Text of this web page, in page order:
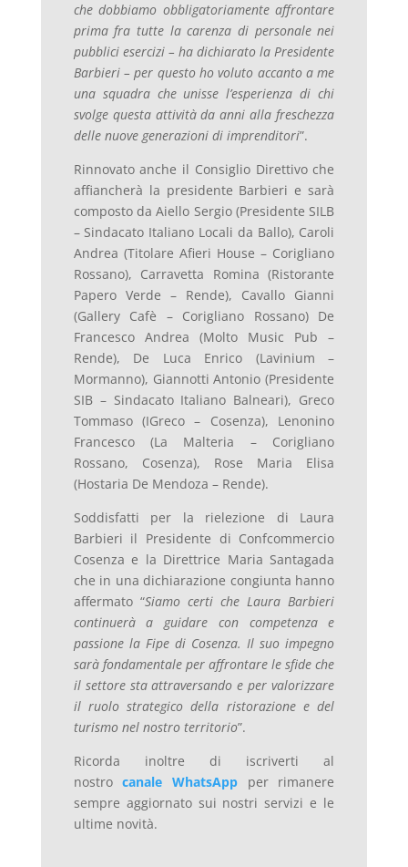
che dobbiamo obbligatoriamente affrontare
prima fra tutte la carenza di personale nei
pubblici esercizi – ha dichiarato la Presidente
Barbieri – per questo ho voluto accanto a me
una squadra che unisse l’esperienza di chi
svolge questa attività da anni alla freschezza
delle nuove generazioni di imprenditori”.
Rinnovato anche il Consiglio Direttivo che
affiancherà la presidente Barbieri e sarà
composto da Aiello Sergio (Presidente SILB
– Sindacato Italiano Locali da Ballo), Caroli
Andrea (Titolare Afieri House – Corigliano
Rossano), Carravetta Romina (Ristorante
Papero Verde – Rende), Cavallo Gianni
(Gallery Cafè – Corigliano Rossano) De
Francesco Andrea (Molto Music Pub –
Rende), De Luca Enrico (Lavinium –
Mormanno), Giannotti Antonio (Presidente
SIB – Sindacato Italiano Balneari), Greco
Tommaso (IGreco – Cosenza), Lenonino
Francesco (La Malteria – Corigliano
Rossano, Cosenza), Rose Maria Elisa
(Hostaria De Mendoza – Rende).
Soddisfatti per la rielezione di Laura
Barbieri il Presidente di Confcommercio
Cosenza e la Direttrice Maria Santagada
che in una dichiarazione congiunta hanno
affermato “Siamo certi che Laura Barbieri
continuerà a guidare con competenza e
passione la Fipe di Cosenza. Il suo impegno
sarà fondamentale per affrontare le sfide che
il settore sta attraversando e per valorizzare
il ruolo strategico della ristorazione e del
turismo nel nostro territorio”.
Ricorda inoltre di iscriverti al
nostrocanale WhatsApp
per rimanere
sempre aggiornato sui nostri servizi e le
ultime novità.